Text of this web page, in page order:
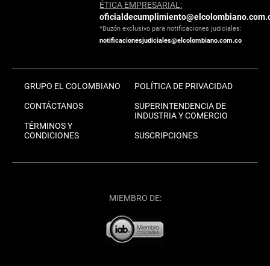
ÉTICA EMPRESARIAL:
*Buzón exclusivo para notificaciones judiciales:
notificacionesjudiciales@elcolombiano.com.co
GRUPO EL COLOMBIANO
CONTÁCTANOS
TÉRMINOS Y
CONDICIONES
POLÍTICA DE PRIVACIDAD
SUPERINTENDENCIA DE
INDUSTRIA Y COMERCIO
SUSCRIPCIONES
MIEMBRO DE: